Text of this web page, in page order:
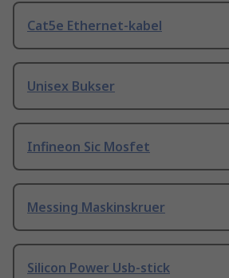
Cat5e Ethernet-kabel
Unisex Bukser
Infineon Sic Mosfet
Messing Maskinskruer
Silicon Power Usb-stick